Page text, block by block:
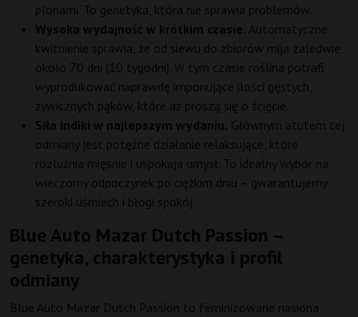
plonami. To genetyka, która nie sprawia problemów.
Wysoka wydajność w krótkim czasie. Automatyczne
kwitnienie sprawia, że od siewu do zbiorów mija zaledwie
około 70 dni (10 tygodni). W tym czasie roślina potrafi
wyprodukować naprawdę imponujące ilości gęstych,
żywicznych pąków, które aż proszą się o ścięcie.
Siła Indiki w najlepszym wydaniu. Głównym atutem tej
odmiany jest potężne działanie relaksujące, które
rozluźnia mięśnie i uspokaja umysł. To idealny wybór na
wieczorny odpoczynek po ciężkim dniu – gwarantujemy
szeroki uśmiech i błogi spokój.
Blue Auto Mazar Dutch Passion –
genetyka, charakterystyka i profil
odmiany
Blue Auto Mazar Dutch Passion to feminizowane nasiona